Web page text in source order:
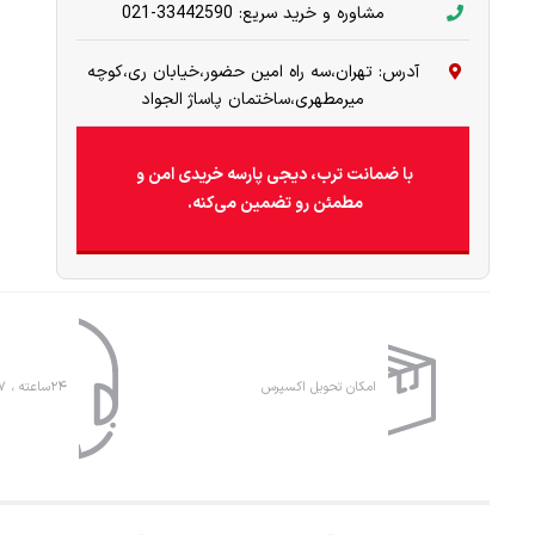
مشاوره و خرید سریع: 33442590-021
آدرس: تهران،سه راه امین حضور،خیابان ری،کوچه
میرمطهری،ساختمان پاساژ الجواد
با ضمانت ترب، دیجی پارسه خریدی امن و
مطمئن رو تضمین می‌کنه.
امکان تحویل اکسپرس ۲۴ساعته ، ۷روز هفته